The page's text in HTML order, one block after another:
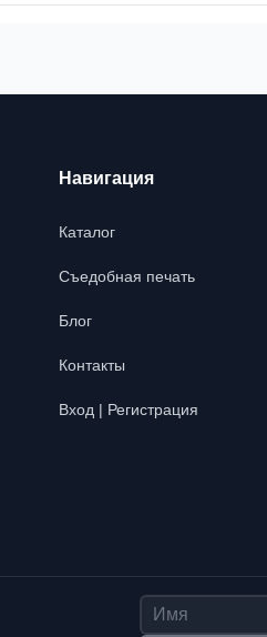
Навигация
Каталог
Съедобная печать
Блог
Контакты
Вход | Регистрация
Имя